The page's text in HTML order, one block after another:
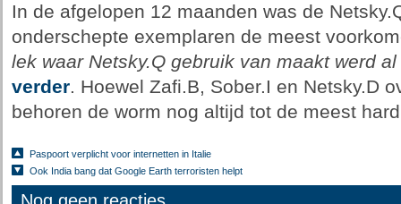
In de afgelopen 12 maanden was de
onderschepte exemplaren de meest
lek waar Netsky.Q gebruik van maakt werd
verder. Hoewel Zafi.B, Sober.I en Netsky.D
behoren de worm nog altijd tot de meest
Paspoort verplicht voor internetten in Italie
Ook India bang dat Google Earth terroristen helpt